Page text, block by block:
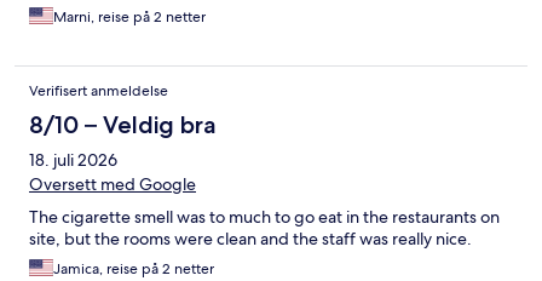
Marni, reise på 2 netter
Verifisert anmeldelse
8/10 – Veldig bra
18. juli 2026
Oversett med Google
The cigarette smell was to much to go eat in the restaurants on
site, but the rooms were clean and the staff was really nice.
Jamica, reise på 2 netter